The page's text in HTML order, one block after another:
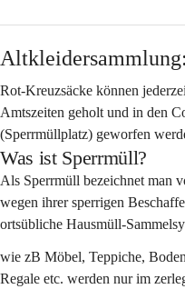
Altkleidersammlung:
Rot-Kreuzsäcke können
Amtszeiten geholt und in den
(Sperrmüllplatz) geworfen
Was ist Sperrmüll?
Als Sperrmüll bezeichnet man
wegen ihrer sperrigen
ortsübliche Hausmüll-
wie zB Möbel, Teppiche,
Regale etc. werden nur im